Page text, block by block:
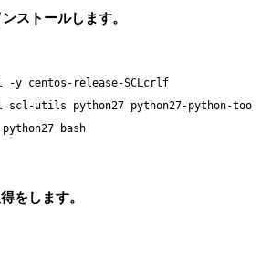
ストールします。
-y centos-release-SCLcrlf
scl-utils python27 python27-python-
bash
をします。